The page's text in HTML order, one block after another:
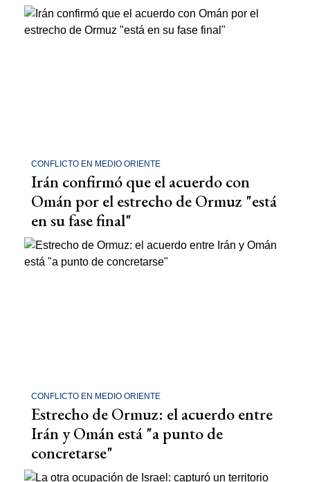
CONFLICTO EN MEDIO ORIENTE
Irán confirmó que el acuerdo con
Omán por el estrecho de Ormuz "está
en su fase final"
CONFLICTO EN MEDIO ORIENTE
Estrecho de Ormuz: el acuerdo entre
Irán y Omán está "a punto de
concretarse"